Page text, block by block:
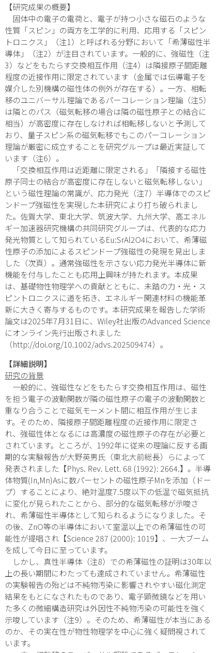
【研究成果の概要】
固体中の電子の電荷と、電子が持つ小さな磁石のような
性質「スピン」の両方を工学的に利用、応用する「スピン
トロニクス」
（注1） と呼ばれる分野において「希薄磁性半
導体」
（注2） が注目されています。一般的に、強磁性 （注
3） などをもたらす交換相互作用 （注4） は隣接原子間距離
程度の近接作用に限定されています（金属では伝導電子を
媒介した別機構の磁性体の例外が存在する）。一方、相転
移のユニバーサル理論であるパーコレーション理論 （注5）
は隣とのパス（磁気転移の場合は隣の磁性原子との結合に
相当）が高密度に存在しなければ相転移しないと予測して
おり、量子スピン系の磁気転移でもこのパーコレーション
理論が厳密に成立することを研究グループは最近実証して
います （注6） 。
「交換相互作用は近距離に限定される」「隣接する磁性
原子同士の結合が高密度に存在しないと磁気転移しない」
という磁性理論の常識が、応力発光 （注7） 半導体でのスピ
ンドープ強磁性を実現した本研究により打ち破られまし
た。佐賀大学、東北大学、筑波大学、九州大学、高エネル
ギー加速器研究機構の共同研究グループは、代表的な応力
発光物質として知られているEu:SrAl2O4において、希薄磁
性原子の添加によるスピンドープ強磁性の発現を見出しま
した（次頁）。通常強磁性を示さない応力発光半導体に新
機能を付与したことも応用上興味が持たれます。本成果
は、基礎物性物理学への貢献とともに、未踏の力・光・ス
ピントロニクスに道を拓き、エネルギー関連材料の機能革
新に大きく寄与するものです。本研究成果を報告した学術
論文は2025年7月31日に、Wiley社出版のAdvanced Science
にオンライン先行出版されました
（http://doi.org/10.1002/advs.202509474）。
【詳細説明】
研究の背景
一般的に、強磁性などをもたらす交換相互作用は、磁性
を担う電子の波動関数が隣の磁性原子の電子の波動関数と
重なり合うことで磁気モーメント間に相互作用が生じま
す。そのため、隣接原子間距離程度の近接作用に限定さ
れ、強磁性体となるには高濃度の磁性原子の存在が必要と
されています。ところが、1992年に従来の理論に反する画
期的な実験報告が大野英男氏（東北大前総長）らによって
発表されました【Phys. Rev. Lett. 68 (1992): 2664.】。半導
体物質(In,Mn)Asに数パーセントの磁性原子Mnを添加（ドー
プ）することにより、絶対温度7.5度以下の低温で磁気抵抗
に変化が見られたことから、部分的な磁気転移が示唆さ
れ、希薄磁性半導体として知られるようになりました。そ
の後、ZnO等の半導体において室温以上での希薄磁性の可
能性が提唱され【Science 287 (2000): 1019】、一大ブーム
を成して今日に至っています。
しかし、真性半導体 （注8） での希薄磁性の証明は30年以
上の長い期間にわたっても達成されていません。希薄磁性
の実験報告の殆どは不純物汚染に影響されやすい磁化測定
結果をもとになされたものであり、電子顕微鏡などを用い
た多くの微細構造研究は外因性不純物汚染の可能性を強く
示唆しています （注9） 。そのため、希薄磁性が本当にある
のか、その実在性が物性物理学を中心に強く疑問視されて
います。